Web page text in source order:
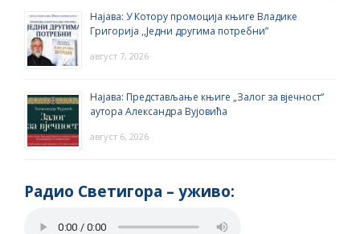
Најава: У Котору промоција књиге Владике
Григорија ,,Једни другима потребни”
август 7, 2026
Најава: Представљање књиге „Залог за вјечност“
аутора Александра Вујовића
август 6, 2026
Радио Светигора – yживо: